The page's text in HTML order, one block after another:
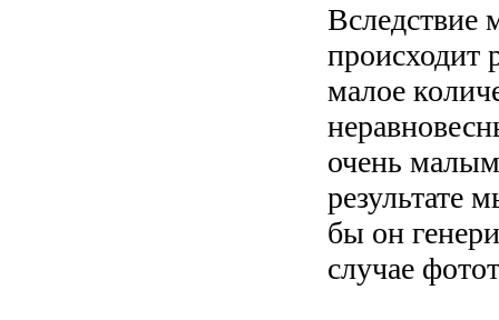
Вследствие
происходит
малое
очень малым
результате
бы он
случае